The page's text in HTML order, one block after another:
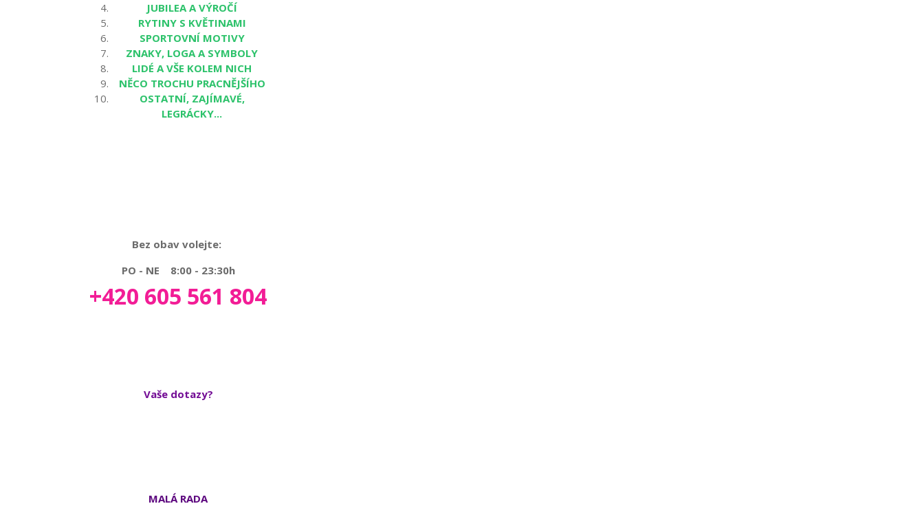
JUBILEA A VÝROČÍ
RYTINY S KVĚTINAMI
SPORTOVNÍ MOTIVY
ZNAKY, LOGA A SYMBOLY
LIDÉ A VŠE KOLEM NICH
NĚCO TROCHU PRACNĚJŠÍHO
OSTATNÍ, ZAJÍMAVÉ,
LEGRÁCKY...
Bez obav volejte:
PO - NE 8:00 - 23:30h
+420 605 561 804
Vaše dotazy?
MALÁ RADA